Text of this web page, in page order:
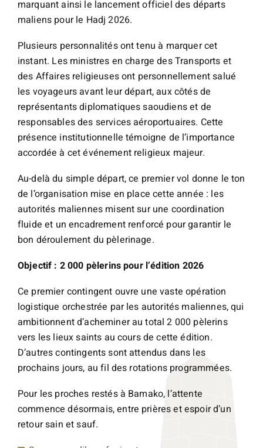
marquant ainsi le lancement officiel des départs
maliens pour le Hadj 2026.
Plusieurs personnalités ont tenu à marquer cet
instant. Les ministres en charge des Transports et
des Affaires religieuses ont personnellement salué
les voyageurs avant leur départ, aux côtés de
représentants diplomatiques saoudiens et de
responsables des services aéroportuaires. Cette
présence institutionnelle témoigne de l’importance
accordée à cet événement religieux majeur.
Au-delà du simple départ, ce premier vol donne le ton
de l’organisation mise en place cette année : les
autorités maliennes misent sur une coordination
fluide et un encadrement renforcé pour garantir le
bon déroulement du pèlerinage.
Objectif : 2 000 pèlerins pour l’édition 2026
Ce premier contingent ouvre une vaste opération
logistique orchestrée par les autorités maliennes, qui
ambitionnent d’acheminer au total 2 000 pèlerins
vers les lieux saints au cours de cette édition.
D’autres contingents sont attendus dans les
prochains jours, au fil des rotations programmées.
Pour les proches restés à Bamako, l’attente
commence désormais, entre prières et espoir d’un
retour sain et sauf.